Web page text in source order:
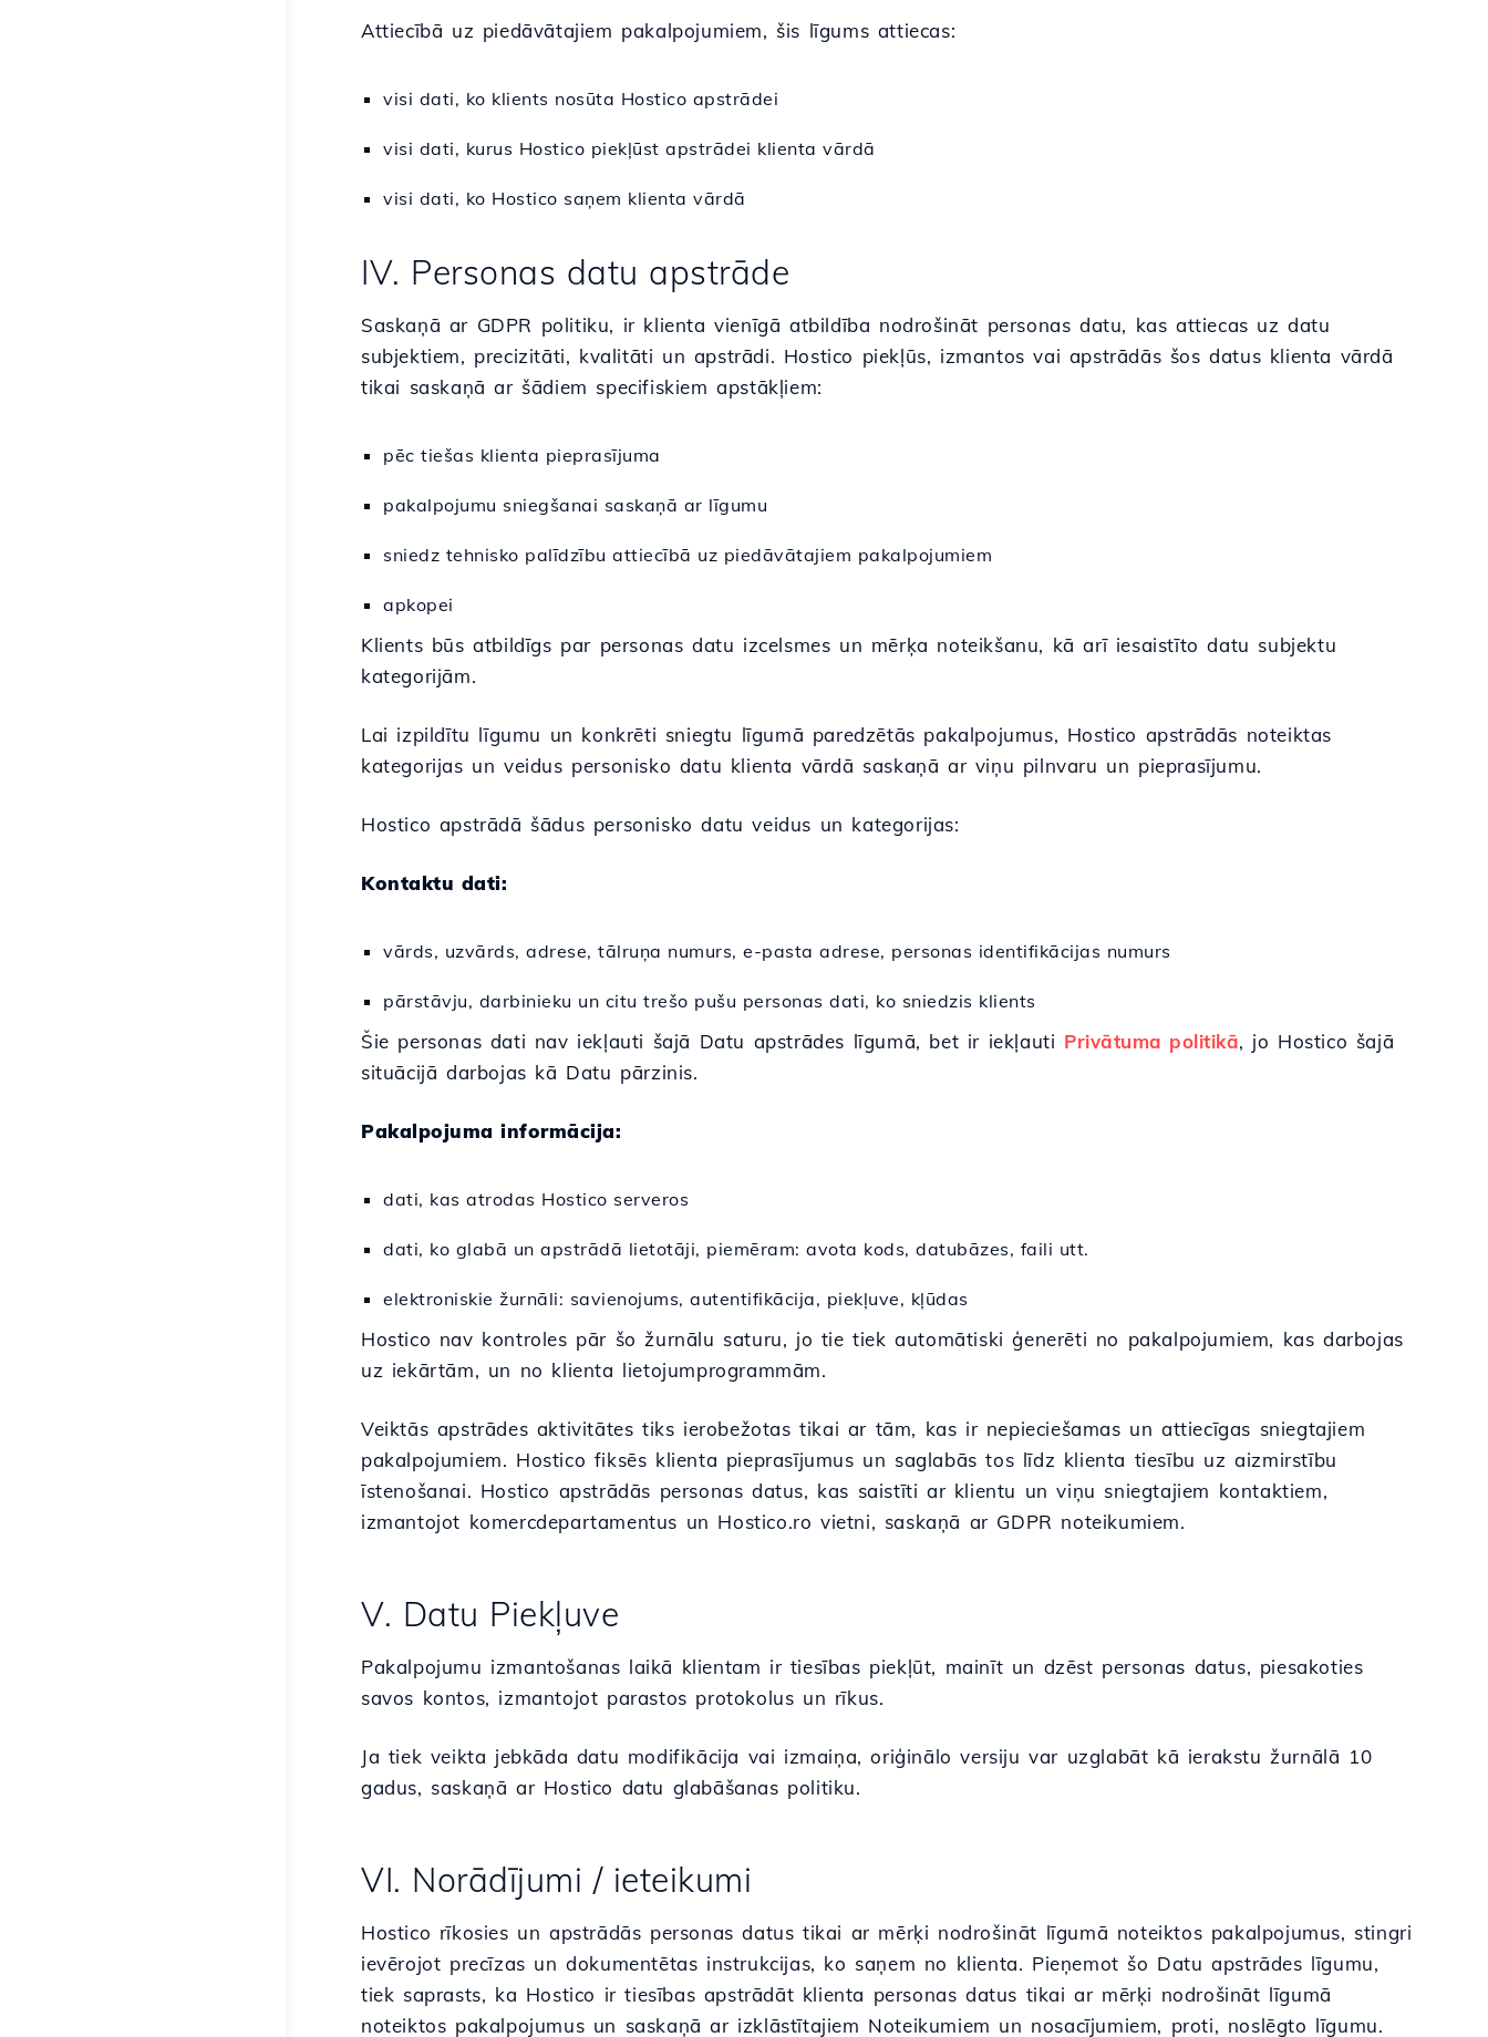
Attiecībā uz piedāvātajiem pakalpojumiem, šis līgums attiecas:
visi dati, ko klients nosūta Hostico apstrādei
visi dati, kurus Hostico piekļūst apstrādei klienta vārdā
visi dati, ko Hostico saņem klienta vārdā
IV. Personas datu apstrāde
Saskaņā ar GDPR politiku, ir klienta vienīgā atbildība nodrošināt personas datu, kas attiecas uz datu
subjektiem, precizitāti, kvalitāti un apstrādi. Hostico piekļūs, izmantos vai apstrādās šos datus klienta vārdā
tikai saskaņā ar šādiem specifiskiem apstākļiem:
pēc tiešas klienta pieprasījuma
pakalpojumu sniegšanai saskaņā ar līgumu
sniedz tehnisko palīdzību attiecībā uz piedāvātajiem pakalpojumiem
apkopei
Klients būs atbildīgs par personas datu izcelsmes un mērķa noteikšanu, kā arī iesaistīto datu subjektu
kategorijām.
Lai izpildītu līgumu un konkrēti sniegtu līgumā paredzētās pakalpojumus, Hostico apstrādās noteiktas
kategorijas un veidus personisko datu klienta vārdā saskaņā ar viņu pilnvaru un pieprasījumu.
Hostico apstrādā šādus personisko datu veidus un kategorijas:
Kontaktu dati:
vārds, uzvārds, adrese, tālruņa numurs, e-pasta adrese, personas identifikācijas numurs
pārstāvju, darbinieku un citu trešo pušu personas dati, ko sniedzis klients
Šie personas dati nav iekļauti šajā Datu apstrādes līgumā, bet ir iekļauti Privātuma politikā, jo Hostico šajā
situācijā darbojas kā Datu pārzinis.
Pakalpojuma informācija:
dati, kas atrodas Hostico serveros
dati, ko glabā un apstrādā lietotāji, piemēram: avota kods, datubāzes, faili utt.
elektroniskie žurnāli: savienojums, autentifikācija, piekļuve, kļūdas
Hostico nav kontroles pār šo žurnālu saturu, jo tie tiek automātiski ģenerēti no pakalpojumiem, kas darbojas
uz iekārtām, un no klienta lietojumprogrammām.
Veiktās apstrādes aktivitātes tiks ierobežotas tikai ar tām, kas ir nepieciešamas un attiecīgas sniegtajiem
pakalpojumiem. Hostico fiksēs klienta pieprasījumus un saglabās tos līdz klienta tiesību uz aizmirstību
īstenošanai. Hostico apstrādās personas datus, kas saistīti ar klientu un viņu sniegtajiem kontaktiem,
izmantojot komercdepartamentus un Hostico.ro vietni, saskaņā ar GDPR noteikumiem.
V. Datu Piekļuve
Pakalpojumu izmantošanas laikā klientam ir tiesības piekļūt, mainīt un dzēst personas datus, piesakoties
savos kontos, izmantojot parastos protokolus un rīkus.
Ja tiek veikta jebkāda datu modifikācija vai izmaiņa, oriģinālo versiju var uzglabāt kā ierakstu žurnālā 10
gadus, saskaņā ar Hostico datu glabāšanas politiku.
VI. Norādījumi / ieteikumi
Hostico rīkosies un apstrādās personas datus tikai ar mērķi nodrošināt līgumā noteiktos pakalpojumus, stingri
ievērojot precīzas un dokumentētas instrukcijas, ko saņem no klienta. Pieņemot šo Datu apstrādes līgumu,
tiek saprasts, ka Hostico ir tiesības apstrādāt klienta personas datus tikai ar mērķi nodrošināt līgumā
noteiktos pakalpojumus un saskaņā ar izklāstītajiem Noteikumiem un nosacījumiem, proti, noslēgto līgumu.